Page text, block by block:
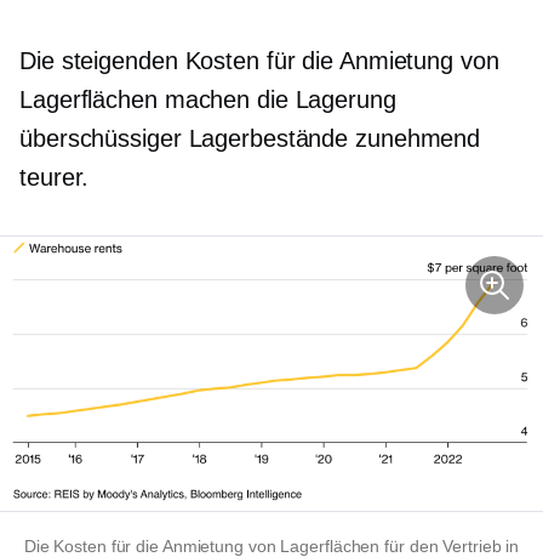
Die steigenden Kosten für die Anmietung von
Lagerflächen machen die Lagerung
überschüssiger Lagerbestände zunehmend
teurer.
Die Kosten für die Anmietung von Lagerflächen für den Vertrieb in